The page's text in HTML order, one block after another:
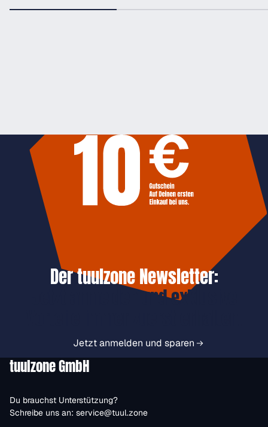
Der tuulzone Newsletter:
Jetzt anmelden und exklusive
Jetzt anmelden und sparen
tuulzone GmbH
Du brauchst Unterstützung?
Schreibe uns an: service@tuul.zone